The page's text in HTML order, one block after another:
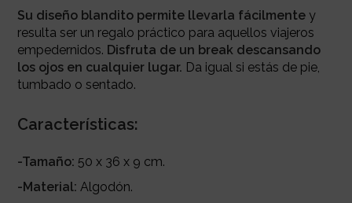
Su diseño blandito permite llevarla fácilmentey
resulta ser un regalo práctico para aquellos viajeros
empedernidos. Disfruta de un break descansando
los ojos en cualquier lugar. Da igual si estás de pie,
tumbado o sentado.
Características:
-Tamaño: 50 x 36 x 9 cm.
-Material: Algodón.